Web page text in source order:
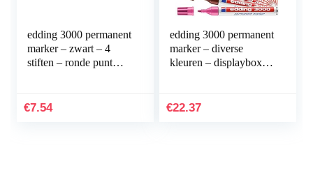
edding 3000 permanent
marker – zwart – 4
stiften – ronde punt
permanent marker –
€7.54
edding 3000 permanent
marker – diverse
kleuren – displaybox
sneldrogende…
€22.37